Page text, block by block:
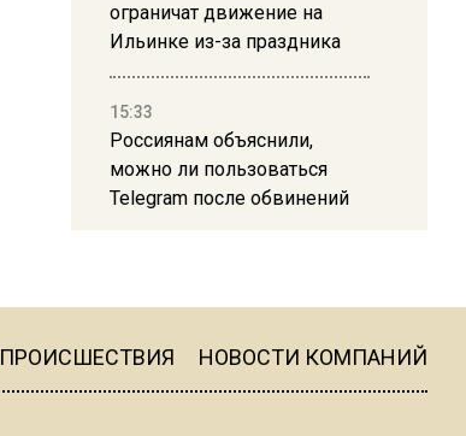
ограничат движение на
Ильинке из-за праздника
15:33
Россиянам объяснили,
можно ли пользоваться
Telegram после обвинений
литров дождя на
ПРОИСШЕСТВИЯ НОВОСТИ КОМПАНИЙ